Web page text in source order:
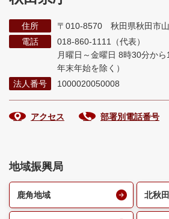
住所
〒010-8570 秋田県秋田市
電話
018-860-1111（代表）
月曜日～金曜日 8時30分か
年末年始を除く）
法人番号
1000020050008
アクセス 部署別電話番号
地域振興局
鹿角地域 北秋